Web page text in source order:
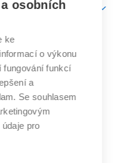
učení
technické
osobních
ke
o výkonu
fungování funkcí
a
Se souhlasem
pro